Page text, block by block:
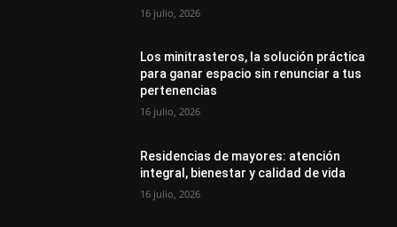
16 julio, 2026
Los minitrasteros, la solución práctica
para ganar espacio sin renunciar a tus
pertenencias
16 julio, 2026
Residencias de mayores: atención
integral, bienestar y calidad de vida
16 julio, 2026